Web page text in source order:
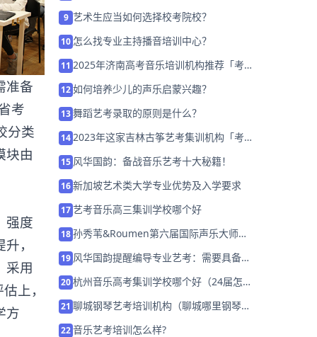
准备
考
分类
块由
强度
，
采用
上，
方
9 艺术生应当如何选择校考院校？
10 怎么找专业主持播音培训中心？
11 2025年济南高考音乐培训机构推荐「考前
12如何培养少儿的声乐启蒙兴趣？
13舞蹈艺考录取的原则是什么？
142023年这家吉林古筝艺考集训机构「考前
15 风华国韵：备战音乐艺考十大秘籍！
16新加坡艺术类大学专业优势及入学要求
17艺考音乐高三集训学校哪个好
18孙秀苇&Roumen第六届国际声乐大师班
19 风华国韵提醒编导专业艺考：需要具备哪
20杭州音乐高考集训学校哪个好（24届怎么
21 聊城钢琴艺考培训机构（聊城哪里钢琴教
22音乐艺考培训怎么样?